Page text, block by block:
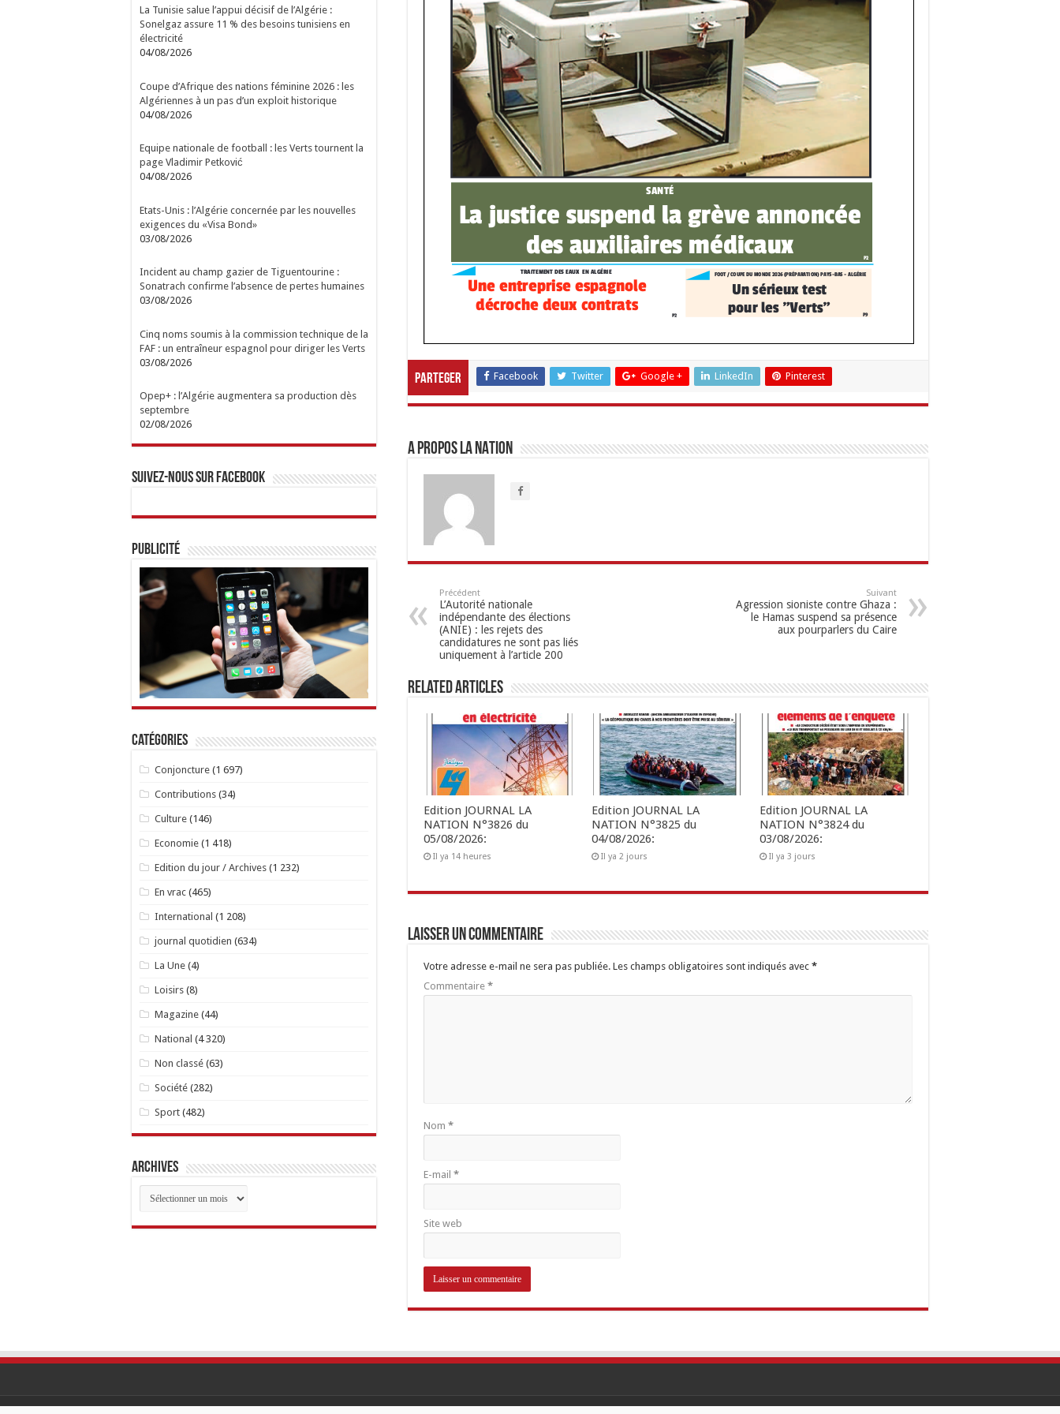
Parteger Facebook Twitter Google + LinkedIn Pinterest
A propos LA NATION
Précédent
L’Autorité nationale
indépendante des élections
(ANIE) : les rejets des
candidatures ne sont pas liés
uniquement à l’article 200
Suivant
Agression sioniste contre Ghaza :
le Hamas suspend sa présence
aux pourparlers du Caire
Related Articles
Edition JOURNAL LA
NATION N°3826 du
05/08/2026:
Il ya 14 heures
Edition JOURNAL LA
NATION N°3825 du
04/08/2026:
Il ya 2 jours
Edition JOURNAL LA
NATION N°3824 du
03/08/2026:
Il ya 3 jours
Laisser un commentaire
Votre adresse e-mail ne sera pas publiée. Les champs obligatoires sont indiqués avec *
Commentaire *
Nom *
E-mail *
Site web
La Tunisie salue l’appui décisif de l’Algérie :
Sonelgaz assure 11 % des besoins tunisiens en
électricité
04/08/2026
Coupe d’Afrique des nations féminine 2026 : les
Algériennes à un pas d’un exploit historique
04/08/2026
Equipe nationale de football : les Verts tournent la
page Vladimir Petković
04/08/2026
Etats-Unis : l’Algérie concernée par les nouvelles
exigences du «Visa Bond»
03/08/2026
Incident au champ gazier de Tiguentourine :
Sonatrach confirme l’absence de pertes humaines
03/08/2026
Cinq noms soumis à la commission technique de la
FAF : un entraîneur espagnol pour diriger les Verts
03/08/2026
Opep+ : l’Algérie augmentera sa production dès
septembre
02/08/2026
Suivez-nous sur Facebook
Publicité
Catégories
Conjoncture(1 697)
Contributions(34)
Culture(146)
Economie(1 418)
Edition du jour / Archives(1 232)
En vrac(465)
International (1 208)
journal quotidien (634)
La Une(4)
Loisirs(8)
Magazine(44)
National (4 320)
Non classé(63)
Société(282)
Sport(482)
Archives
Archives